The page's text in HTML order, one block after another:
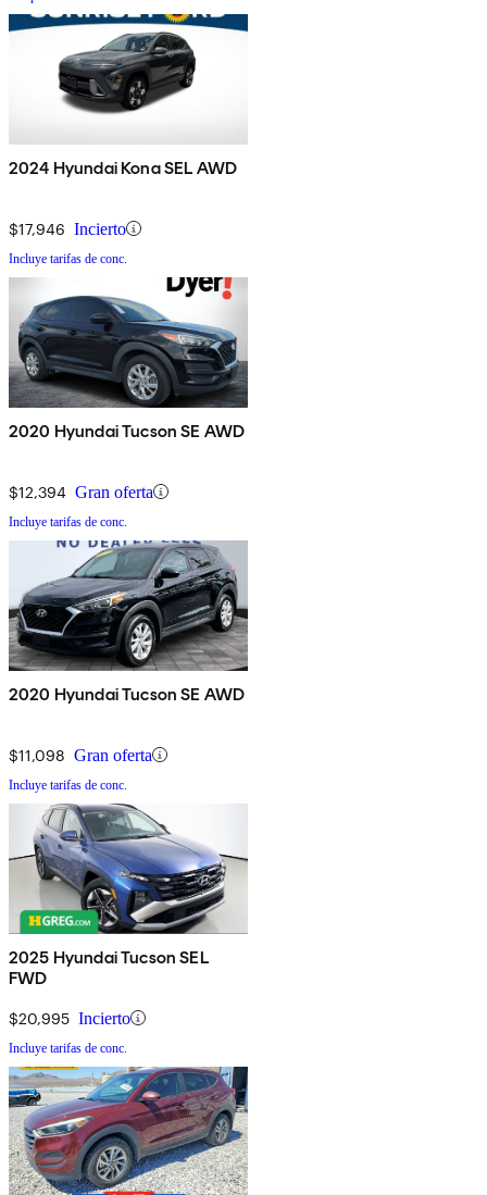
2024 Hyundai Kona SEL AWD
$17,946 Incierto
Incluye tarifas de conc.
2020 Hyundai Tucson SE AWD
$12,394 Gran oferta
Incluye tarifas de conc.
2020 Hyundai Tucson SE AWD
$11,098 Gran oferta
Incluye tarifas de conc.
2025 Hyundai Tucson SEL
FWD
$20,995 Incierto
Incluye tarifas de conc.